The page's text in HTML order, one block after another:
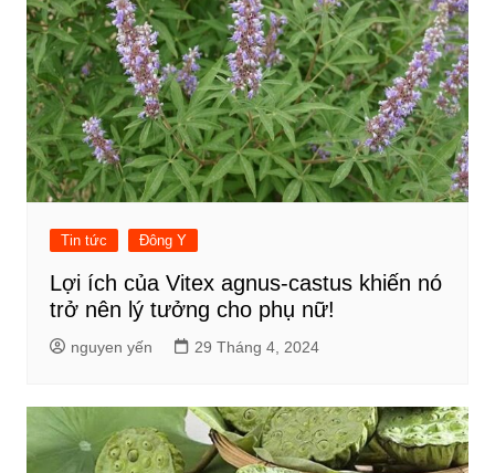
Tin tức Đông Y
Lợi ích của Vitex agnus-castus khiến nó
trở nên lý tưởng cho phụ nữ!
nguyen yến 29 Tháng 4, 2024